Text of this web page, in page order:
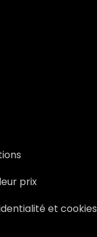
prix
et cookies